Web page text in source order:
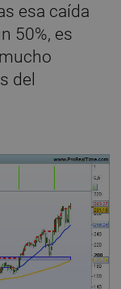
esa caída
50%, es
del